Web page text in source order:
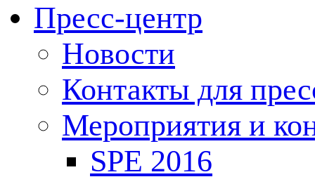
Пресс-центр
Новости
Контакты для
Мероприятия и
SPE 2016